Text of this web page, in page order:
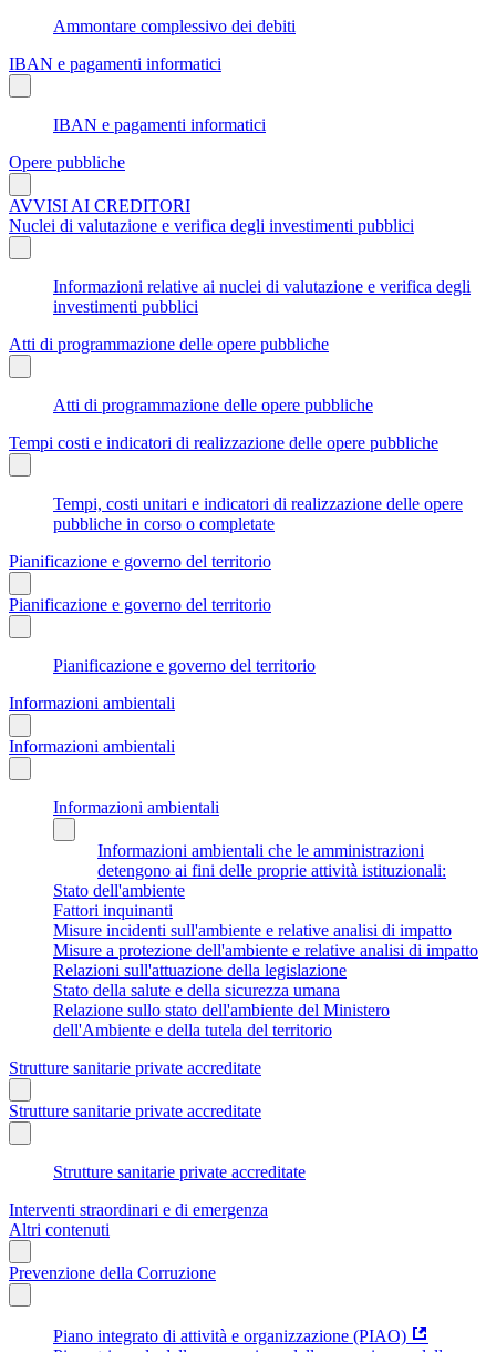
Ammontare complessivo dei debiti
IBAN e pagamenti informatici
IBAN e pagamenti informatici
Opere pubbliche
AVVISI AI CREDITORI
Nuclei di valutazione e verifica degli investimenti pubblici
Informazioni relative ai nuclei di valutazione e verifica degli
investimenti pubblici
Atti di programmazione delle opere pubbliche
Atti di programmazione delle opere pubbliche
Tempi costi e indicatori di realizzazione delle opere pubbliche
Tempi, costi unitari e indicatori di realizzazione delle opere
pubbliche in corso o completate
Pianificazione e governo del territorio
Pianificazione e governo del territorio
Pianificazione e governo del territorio
Informazioni ambientali
Informazioni ambientali
Informazioni ambientali
Informazioni ambientali che le amministrazioni
detengono ai fini delle proprie attività istituzionali:
Stato dell'ambiente
Fattori inquinanti
Misure incidenti sull'ambiente e relative analisi di impatto
Misure a protezione dell'ambiente e relative analisi di impatto
Relazioni sull'attuazione della legislazione
Stato della salute e della sicurezza umana
Relazione sullo stato dell'ambiente del Ministero
dell'Ambiente e della tutela del territorio
Strutture sanitarie private accreditate
Strutture sanitarie private accreditate
Strutture sanitarie private accreditate
Interventi straordinari e di emergenza
Altri contenuti
Prevenzione della Corruzione
Piano integrato di attività e organizzazione (PIAO)